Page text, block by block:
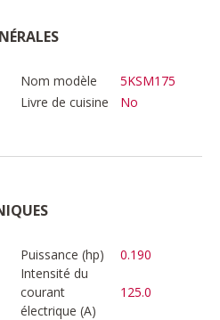
Nom modèle
5KSM175
Livre de cuisine
No
Puissance (hp)
0.190
Intensité du
courant
électrique (A)
125.0